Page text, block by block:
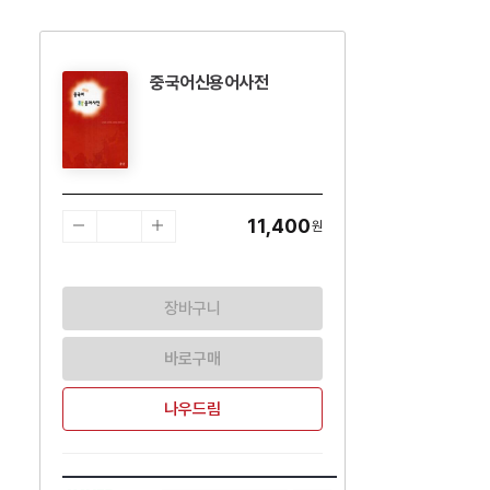
중국어신용어사전
11,400원
장바구니
바로구매
나우드림